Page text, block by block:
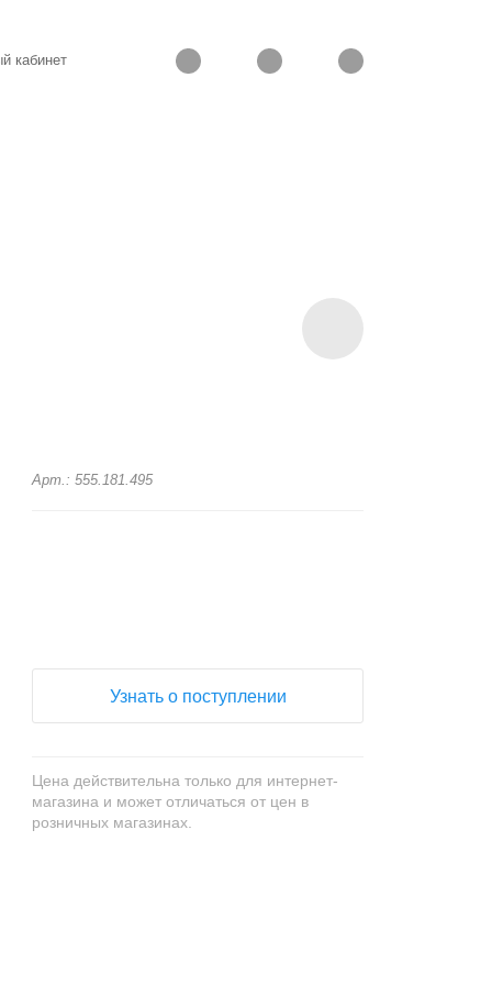
кабинет
Арт.: 555.181.495
Узнать о поступлении
Цена действительна только для интернет-
магазина и может отличаться от цен в
розничных магазинах.